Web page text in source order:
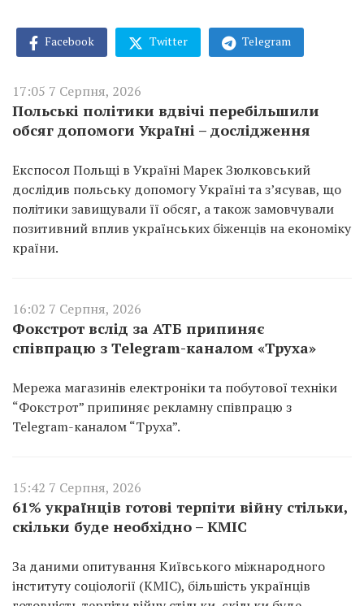
Facebook Twitter Telegram
17:05 7 Серпня, 2026
Польські політики вдвічі перебільшили
обсяг допомоги Україні – дослідження
Експосол Польщі в Україні Марек Зюлковський
дослідив польську допомогу Україні та з’ясував, що
політики завищували її обсяг, а також замовчували
позитивний вплив українських біженців на економіку
країни.
16:02 7 Серпня, 2026
Фокстрот вслід за АТБ припиняє
співпрацю з Telegram-каналом «Труха»
Мережа магазинів електроніки та побутової техніки
“Фокстрот” припиняє рекламну співпрацю з
Telegram-каналом “Труха”.
15:42 7 Серпня, 2026
61% українців готові терпіти війну стільки,
скільки буде необхідно – КМІС
За даними опитування Київського міжнародного
інституту соціології (КМІС), більшість українців